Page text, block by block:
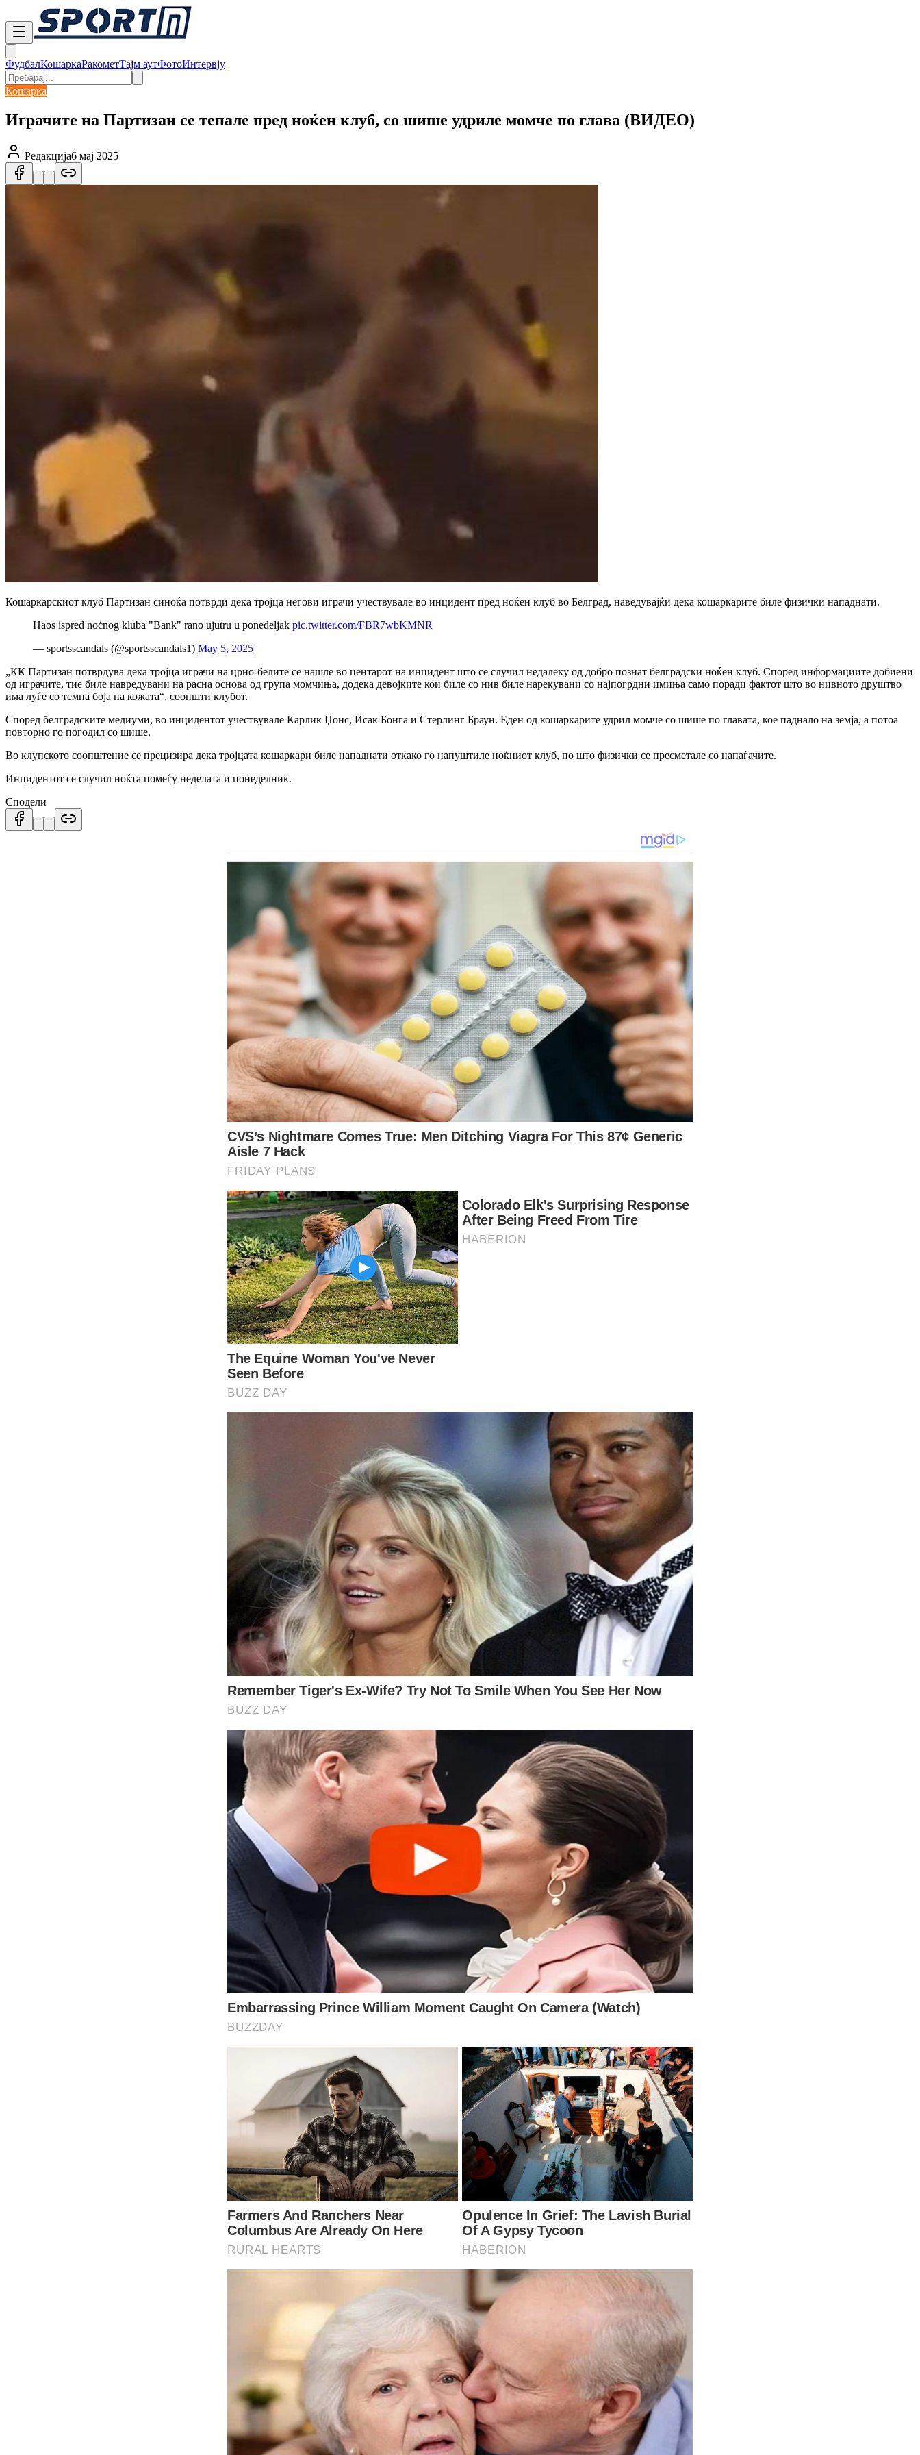
ФудбалКошаркаРакометТајм аутФотоИнтервју
Кошарка
Играчите на Партизан се тепале пред ноќен клуб, со шише удриле момче по глава (ВИДЕО)
Редакција6 мај 2025
Кошаркарскиот клуб Партизан синоќа потврди дека тројца негови играчи учествувале во инцидент пред ноќен клуб во Белград, наведувајќи дека кошаркарите биле физички нападнати.
Haos ispred noćnog kluba "Bank" rano ujutru u ponedeljak pic.twitter.com/FBR7wbKMNR
— sportsscandals (@sportsscandals1) May 5, 2025
„КК Партизан потврдува дека тројца играчи на црно-белите се нашле во центарот на инцидент што се случил недалеку од добро познат белградски ноќен клуб. Според информациите добиени
од играчите, тие биле навредувани на расна основа од група момчиња, додека девојките кои биле со нив биле нарекувани со најпогрдни имиња само поради фактот што во нивното друштво
има луѓе со темна боја на кожата“, соопшти клубот.
Според белградските медиуми, во инцидентот учествувале Карлик Џонс, Исак Бонга и Стерлинг Браун. Еден од кошаркарите удрил момче со шише по главата, кое паднало на земја, а потоа
повторно го погодил со шише.
Во клупското соопштение се прецизира дека тројцата кошаркари биле нападнати откако го напуштиле ноќниот клуб, по што физички се пресметале со напаѓачите.
Инцидентот се случил ноќта помеѓу неделата и понеделник.
Сподели